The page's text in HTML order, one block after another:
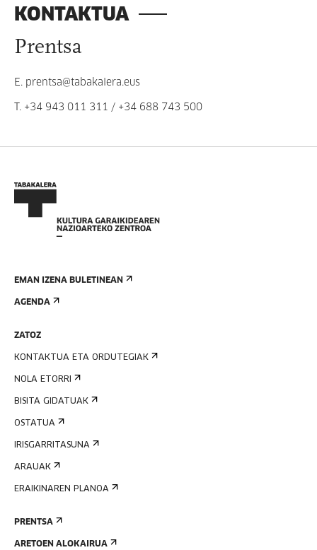
KONTAKTUA
Prentsa
E. prentsa@tabakalera.eus
T. +34 943 011 311 / +34 688 743 500
EMAN IZENA BULETINEAN
AGENDA
ZATOZ
KONTAKTUA ETA ORDUTEGIAK
NOLA ETORRI
BISITA GIDATUAK
OSTATUA
IRISGARRITASUNA
ARAUAK
ERAIKINAREN PLANOA
PRENTSA
ARETOEN ALOKAIRUA